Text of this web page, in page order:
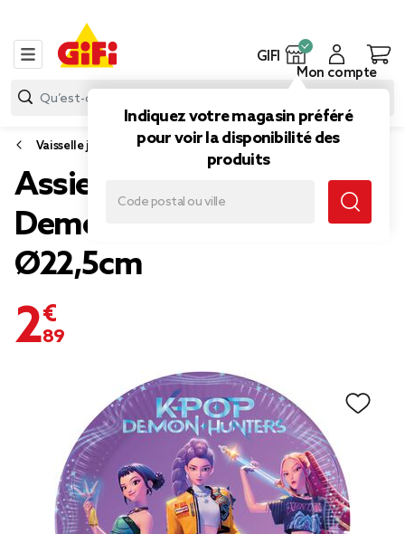
GIFI
Indiquez votre magasin préféré
pour voir la disponibilité des
produits
Mon compte
Vaisselle jetable et réutilisable
Assiette carton x8 KPop
Demon Hunters violet
Ø22,5cm
2,89 €